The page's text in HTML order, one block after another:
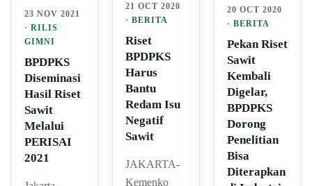
23 NOV 2021
· RILIS
GIMNI
BPDPKS
Diseminasi
Hasil Riset
Sawit
Melalui
PERISAI
2021
21 OCT 2020
·BERITA
Riset
BPDPKS
Harus
Bantu
Redam Isu
Negatif
Sawit
JAKARTA-
Kemenko
20 OCT 2020
· BERITA
Pekan Riset
Sawit
Kembali
Digelar,
BPDPKS
Dorong
Penelitian
Bisa
Diterapkan